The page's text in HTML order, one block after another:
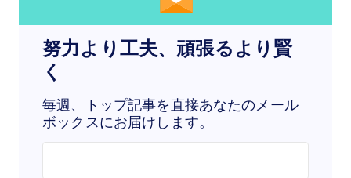
努力より工夫、頑張るより賢
く
毎週、トップ記事を直接あなたのメール
ボックスにお届けします。